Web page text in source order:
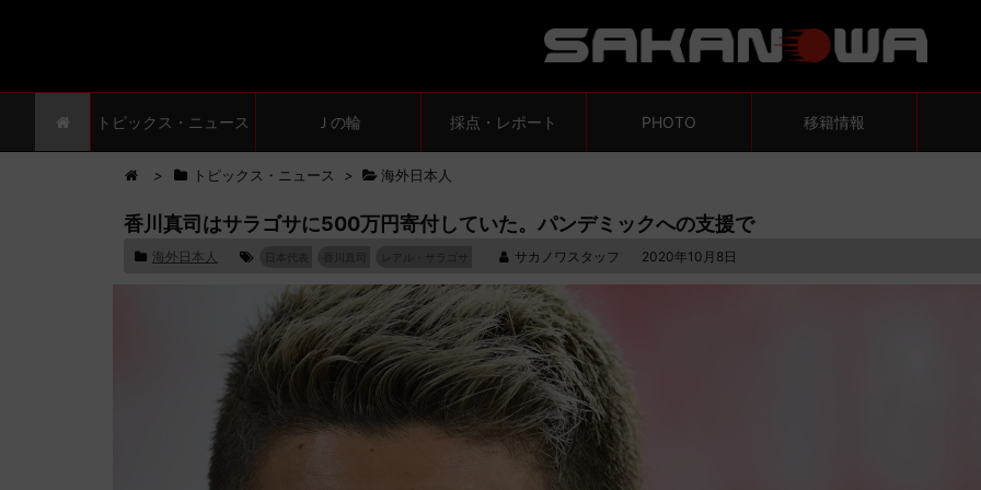
トピックス・ニュース Ｊの輪 採点・レポート PHOTO 移籍情報
> トピックス・ニュース > 海外日本人
香川真司はサラゴサに500万円寄付していた。パンデミックへの支援で
海外日本人 サカノワスタッフ 2020年10月8日